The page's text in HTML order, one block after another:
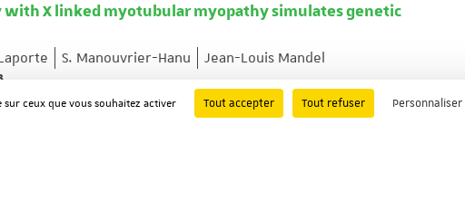
with X linked myotubular myopathy simulates genetic
S. Manouvrier-Hanu Jean-Louis Mandel
sur ceux que vous souhaitez activer Tout accepter Tout refuser Personnaliser